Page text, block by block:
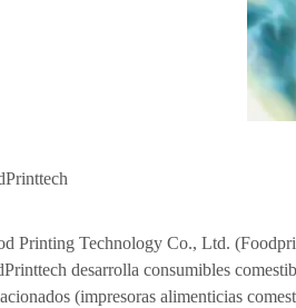
Printing Technology Co., Ltd.
desarrolla consumibles
(impresoras alimenticias